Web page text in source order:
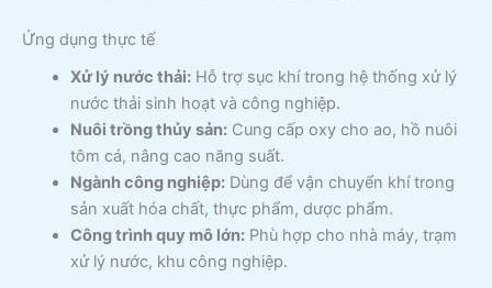
Ứng dụng thực tế
Xử lý nước thải:Hỗ trợ sục khí trong hệ thống xử lý
nước thải sinh hoạt và công nghiệp.
Nuôi trồng thủy sản:Cung cấp oxy cho ao, hồ nuôi
tôm cá, nâng cao năng suất.
Ngành công nghiệp:Dùng để vận chuyển khí trong
sản xuất hóa chất, thực phẩm, dược phẩm.
Công trình quy mô lớn:Phù hợp cho nhà máy, trạm
xử lý nước, khu công nghiệp.